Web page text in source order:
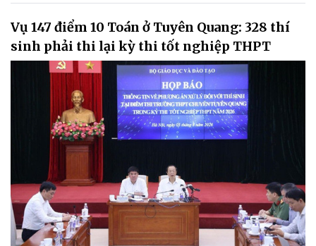
Vụ 147 điểm 10 Toán ở Tuyên Quang: 328 thí
sinh phải thi lại kỳ thi tốt nghiệp THPT